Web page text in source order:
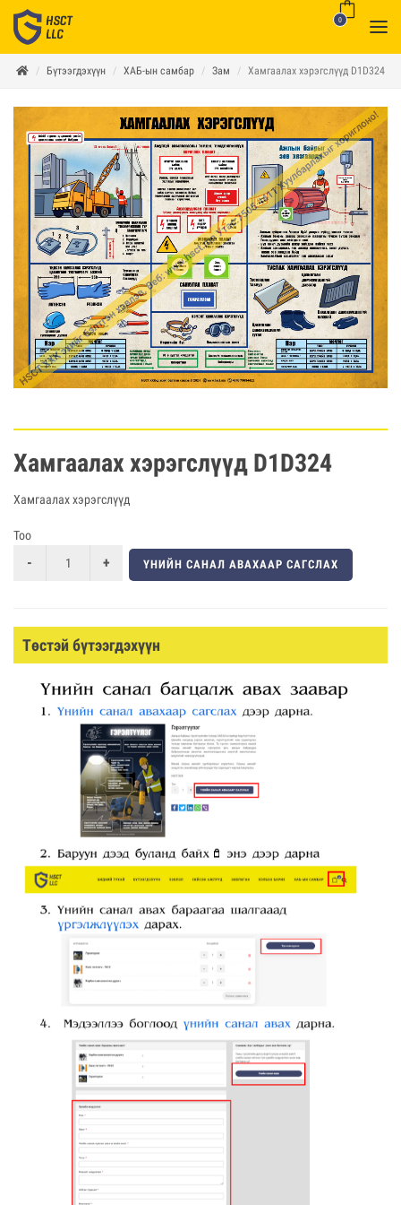
0
Бүтээгдэхүүн ХАБ-ын самбар Зам Хамгаалах хэрэгслүүд D1D324
Хамгаалах хэрэгслүүд D1D324
Хамгаалах хэрэгслүүд
Тоо
ҮНИЙН САНАЛ АВАХААР САГСЛАХ
Төстэй бүтээгдэхүүн